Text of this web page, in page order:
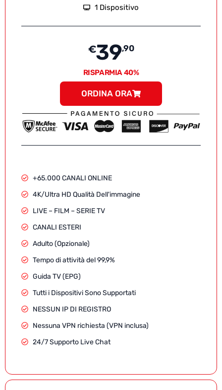
1 Dispositivo
€39,90
RISPARMIA 40%
ORDINA ORA
+65.000 CANALI ONLINE
4K/Ultra HD Qualità Dell'immagine
LIVE – FILM – SERIE TV
CANALI ESTERI
Adulto (Opzionale)
Tempo di attività del 99,9%
Guida TV (EPG)
Tutti i Dispositivi Sono Supportati
NESSUN IP DI REGISTRO
Nessuna VPN richiesta (VPN inclusa)
24/7 Supporto Live Chat